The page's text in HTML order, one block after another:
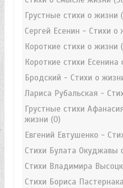
Грустные стихи о жизни
Сергей Есенин - Стихи о
Короткие стихи о жизни
Короткие стихи Есенина
Бродский - Стихи о
Лариса Рубальская -
Грустные стихи
жизни (0)
Евгений Евтушенко -
Стихи Булата Окуджавы
Стихи Владимира
Стихи Бориса